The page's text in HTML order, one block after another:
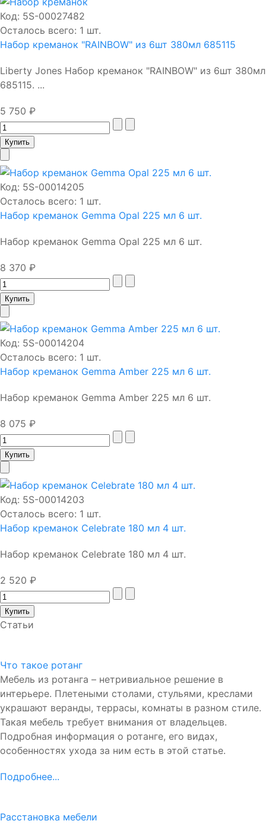
Код: 5S-00027482
Осталось всего: 1 шт.
Набор креманок "RAINBOW" из 6шт 380мл 685115
Liberty Jones Набор креманок "RAINBOW" из 6шт 380мл
685115. ...
5 750 ₽
Код: 5S-00014205
Осталось всего: 1 шт.
Набор креманок Gemma Opal 225 мл 6 шт.
Набор креманок Gemma Opal 225 мл 6 шт.
8 370 ₽
Код: 5S-00014204
Осталось всего: 1 шт.
Набор креманок Gemma Amber 225 мл 6 шт.
Набор креманок Gemma Amber 225 мл 6 шт.
8 075 ₽
Код: 5S-00014203
Осталось всего: 1 шт.
Набор креманок Celebrate 180 мл 4 шт.
Набор креманок Celebrate 180 мл 4 шт.
2 520 ₽
Статьи
Что такое ротанг
Мебель из ротанга – нетривиальное решение в
интерьере. Плетеными столами, стульями, креслами
украшают веранды, террасы, комнаты в разном стиле.
Такая мебель требует внимания от владельцев.
Подробная информация о ротанге, его видах,
особенностях ухода за ним есть в этой статье.
Подробнее...
Расстановка мебели